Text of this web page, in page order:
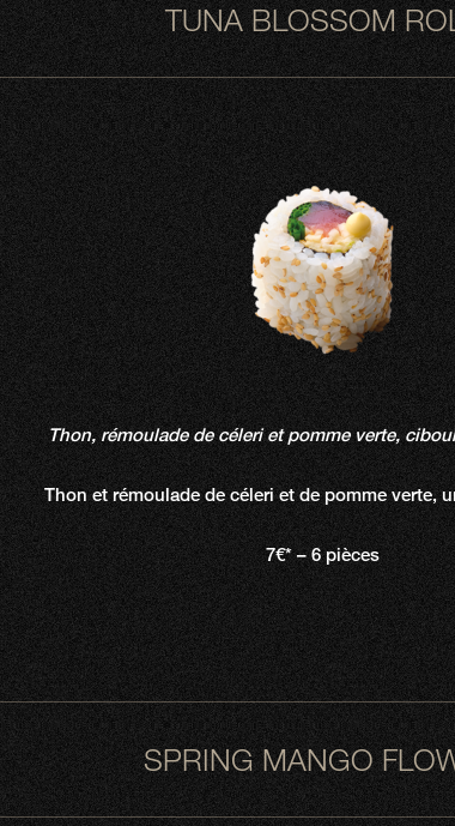
TUNA BLOSSOM
Thon, rémoulade de céleri et pomme verte,
Thon et rémoulade de céleri et de pomme verte,
7€* – 6 pièces
SPRING MANGO